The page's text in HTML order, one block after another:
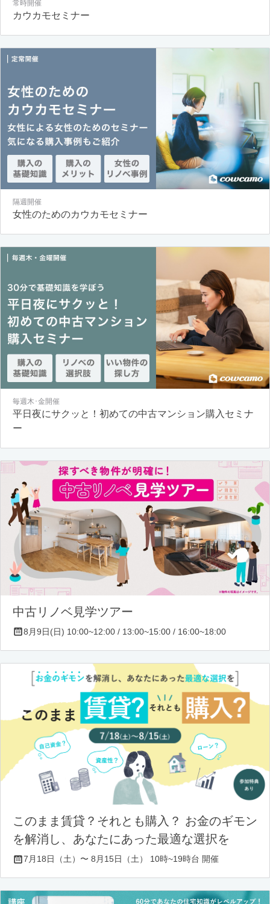
常時開催
カウカモセミナー
隔週開催
女性のためのカウカモセミナー
毎週木･金開催
平日夜にサクッと！初めての中古マンション購入セミナ
ー
中古リノベ見学ツアー
8月9日(日) 10:00~12:00 / 13:00~15:00 / 16:00~18:00
このまま賃貸？それとも購入？ お金のギモン
を解消し、あなたにあった最適な選択を
7月18日（土）〜 8月15日（土） 10時~19時台 開催